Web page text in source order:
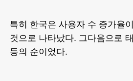
특히 한국은 사용자 수 증가율
것으로 나타났다. 그다음으로
등의 순이었다.